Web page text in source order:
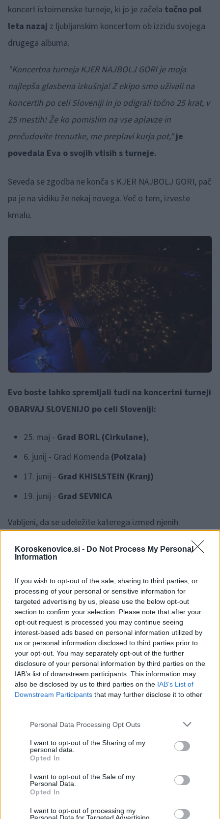
Koroskenovice.si - Do Not Process My Personal
Information
If you wish to opt-out of the sale, sharing to third parties, or
processing of your personal or sensitive information for
targeted advertising by us, please use the below opt-out
section to confirm your selection. Please note that after your
opt-out request is processed you may continue seeing
interest-based ads based on personal information utilized by
us or personal information disclosed to third parties prior to
your opt-out. You may separately opt-out of the further
disclosure of your personal information by third parties on the
IAB’s list of downstream participants. This information may
also be disclosed by us to third parties on the IAB’s List of
Downstream Participants that may further disclose it to other
Please note that this website/app uses one or more Google
not limited to your visit or usage behaviour. You may click to
grant or deny consent to Google and its third-party tags to
use your data for below specified purposes in below Google
consent section.
Personal Data Processing Opt Outs
I want to opt-out of the Sharing of my
personal data.
Opted In
I want to opt-out of the Sale of my
Personal Data.
Opted In
I want to opt-out of processing my
koncert istoimenske turneje, ki jo je začela točno pol
leta nazaj z ljubljanskim koncertom ob izzidu svojega
drugega albuma.
"Koncertna turneja KJER NAJBOLJ GORI je moja
najlepša glasbena izkušnja! Z ekipo smo uživali na
koncertih po celi Sloveniji in jo odigrali točno 25 krat, v
25 mestih! Že ko pomislim na vse aplavze in
prečudovite trenutke, me preplavi kurja pot,"je
povedala Eva o svojih vtisih s turneje.
Seveda se zgodba ne konča s KJER NAJBOLJ GORI, pač
pa je na vidiku že nekaj novega. Več o tem, izveste
kmalu.
Evo boste lahko spremljali tudi na koncertni turneji
OBARVAJ SLOVENIJO po celi Sloveniji:
25. maj - Grad BORL (Cirkulane),
6. junij - Grad Komenda (Polzala)
17. junij - Grad KHISLSTEIN (Kranj)
19. junij - Grad SEVNICA
Vabljeni, da se udeležite katerega izmed njenih
https://youtu.be/fRSG7cU-_aU?si=-sY2qgVuQGkhSQaH
Opozorilo:Po 297. členu Kazenskega zakonika je
posameznik kazensko odgovoren za javno spodbujanje
sovraštva, nasilja ali nestrpnosti. Komentarji z žaljivimi,
rasističnimi, diskriminatornimi ali nezakonitimi vsebinami bodo
odstranjeni. Pravila komentiranja →
Failed to fetch
Kategorije: Glasba
Ključne besede: glasba pevka turneja